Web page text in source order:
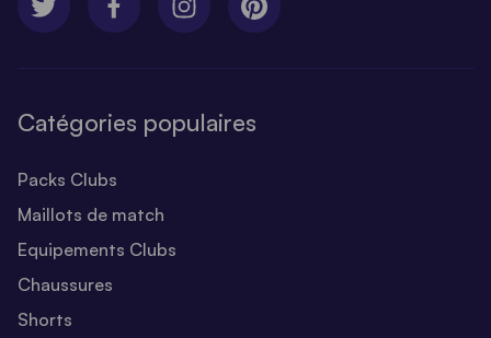
Catégories populaires
Packs Clubs
Maillots de match
Equipements Clubs
Chaussures
Shorts